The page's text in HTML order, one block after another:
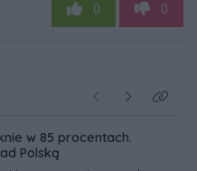
0 0
Poprzednie
NastępneKliknij
w 85 procentach.
Polską